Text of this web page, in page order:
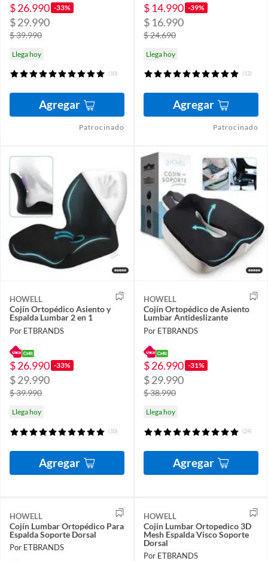
$ 26.990 -33%
$ 29.990
$ 39.990
Llega hoy
(10)
Agregar
Patrocinado
$ 14.990 -39%
$ 16.990
$ 24.690
Llega hoy
(12)
Agregar
Patrocinado
HOWELL
Cojín Ortopédico Asiento y
Espalda Lumbar 2 en 1
Por ETBRANDS
$ 26.990 -33%
$ 29.990
$ 39.990
Llega hoy
(10)
Agregar
HOWELL
Cojín Ortopédico de Asiento
Lumbar Antideslizante
Por ETBRANDS
$ 26.990 -31%
$ 29.990
$ 38.990
Llega hoy
(24)
Agregar
HOWELL
Cojín Lumbar Ortopédico Para
Espalda Soporte Dorsal
Por ETBRANDS
HOWELL
Cojin Lumbar Ortopedico 3D
Mesh Espalda Visco Soporte
Dorsal
Por ETBRANDS